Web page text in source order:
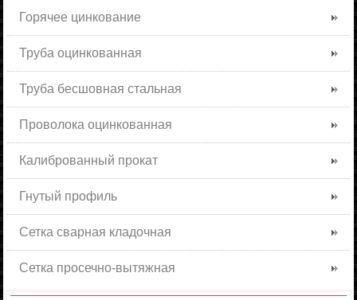
Горячее цинкование
Труба оцинкованная
Труба бесшовная стальная
Проволока оцинкованная
Калиброванный прокат
Гнутый профиль
Сетка сварная кладочная
Сетка просечно-вытяжная